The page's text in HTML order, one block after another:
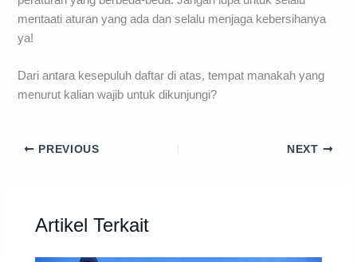
mentaati aturan yang ada dan selalu menjaga kebersihanya
ya!
Dari antara kesepuluh daftar di atas, tempat manakah yang
menurut kalian wajib untuk dikunjungi?
PREVIOUS NEXT
Artikel Terkait